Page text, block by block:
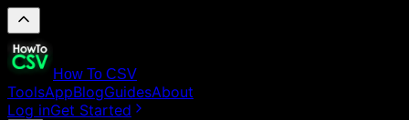
How To CSV
ToolsAppBlogGuidesAbout
Log inGet Started